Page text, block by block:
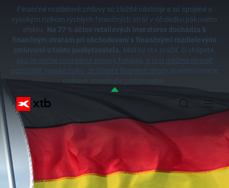
Finančné rozdielové zmluvy sú zložité nástroje a sú spojené s
vysokým rizikom rýchlych finančných strát v dôsledku pákového
efektu. Na 77 % účtov retailových investorov dochádza k
finančným stratám pri obchodovaní s finančnými rozdielovými
zmluvami u tohto poskytovateľa. Mali by ste zvážiť, či chápete,
ako finančné rozdielové zmluvy fungujú, a či si môžete dovoliť
podstúpiť vysoké riziko, že utrpíte finančné straty. Investovanie je
rizikové. Investujte zodpovedne.